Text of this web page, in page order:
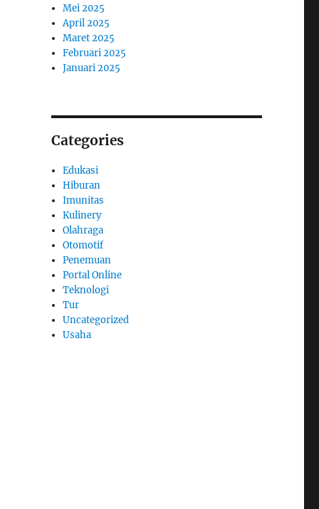
Mei 2025
April 2025
Maret 2025
Februari 2025
Januari 2025
Categories
Edukasi
Hiburan
Imunitas
Kulinery
Olahraga
Otomotif
Penemuan
Portal Online
Teknologi
Tur
Uncategorized
Usaha